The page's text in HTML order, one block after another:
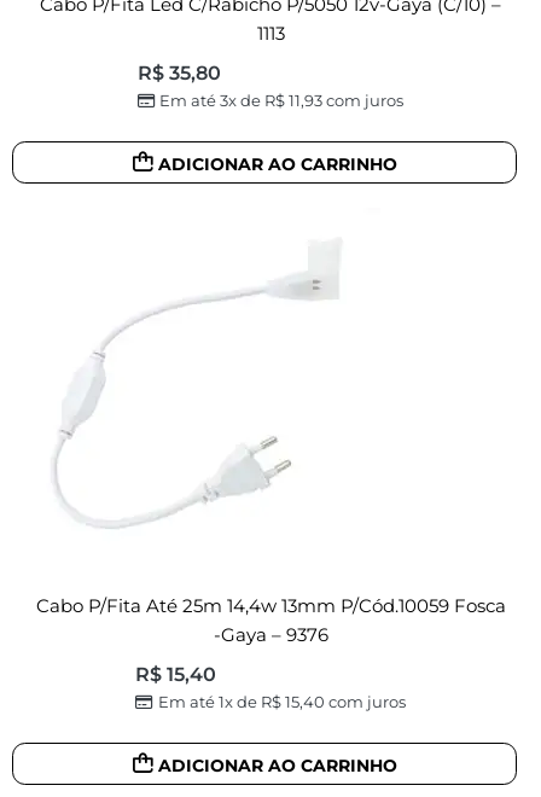
1113
R$35,80
Em até 3x de R$11,93com juros
ADICIONAR AO CARRINHO
Cabo P/fita Até 25m 14,4w 13mm P/cód.10059 Fosca
-Gaya – 9376
R$ 15,40
Em até 1x de R$15,40 com juros
ADICIONAR AO CARRINHO